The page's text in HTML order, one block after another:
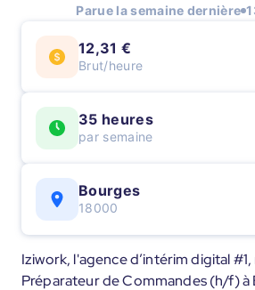
Parue la semaine dernière
12,31 €
Brut/heure
35 heures
par semaine
Bourges
18000
Iziwork, l'agence d’intérim digital
Préparateur de Commandes (h/f) à